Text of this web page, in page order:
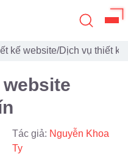
kế website/Dịch vụ thiết
Tác giả: Nguyễn Khoa
Ty